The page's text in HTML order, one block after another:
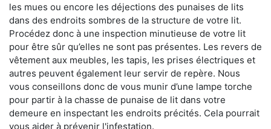
les mues ou encore les déjections des punaises de lits
dans des endroits sombres de la structure de votre lit.
Procédez donc à une inspection minutieuse de votre lit
pour être sûr qu’elles ne sont pas présentes. Les revers de
vêtement aux meubles, les tapis, les prises électriques et
autres peuvent également leur servir de repère. Nous
vous conseillons donc de vous munir d’une lampe torche
pour partir à la chasse de punaise de lit dans votre
demeure en inspectant les endroits précités. Cela pourrait
vous aider à prévenir l'infestation.